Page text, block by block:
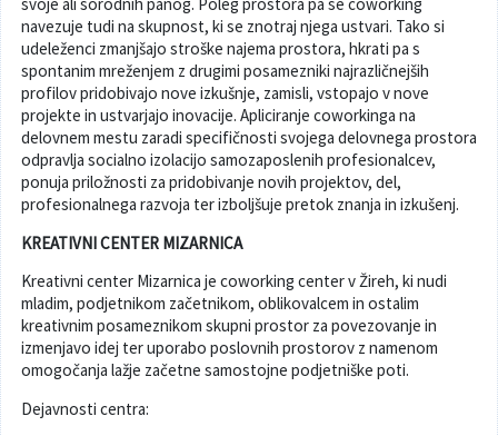
svoje ali sorodnih panog. Poleg prostora pa se coworking
navezuje tudi na skupnost, ki se znotraj njega ustvari. Tako si
udeleženci zmanjšajo stroške najema prostora, hkrati pa s
spontanim mreženjem z drugimi posamezniki najrazličnejših
profilov pridobivajo nove izkušnje, zamisli, vstopajo v nove
projekte in ustvarjajo inovacije. Apliciranje coworkinga na
delovnem mestu zaradi specifičnosti svojega delovnega prostora
odpravlja socialno izolacijo samozaposlenih profesionalcev,
ponuja priložnosti za pridobivanje novih projektov, del,
profesionalnega razvoja ter izboljšuje pretok znanja in izkušenj.
KREATIVNI CENTER MIZARNICA
Kreativni center Mizarnica je coworking center v Žireh, ki nudi
mladim, podjetnikom začetnikom, oblikovalcem in ostalim
kreativnim posameznikom skupni prostor za povezovanje in
izmenjavo idej ter uporabo poslovnih prostorov z namenom
omogočanja lažje začetne samostojne podjetniške poti.
Dejavnosti centra:
Poslanska pisarna
Občinski časopis
Strateški dokumenti
Občinski prazniki in nagrade
Simboli občine
Lokalne volitve
Projekti
Šport
Kultura
Planinstvo in igrišča
Varnost občanov
Kmetijstvo
Gospodarstvo
Širokopasovno omrežje
Invazivke
Občinska stanovanja
Pogoji za gradnjo